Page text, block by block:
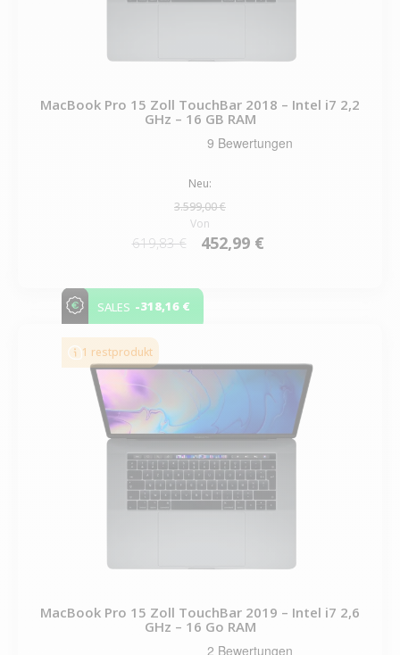
MacBook Pro 15 Zoll TouchBar 2018 – Intel i7 2,2
GHz – 16 GB RAM
Neu:
3.599,00 €
Von
619,83 € 452,99 €
SALES -318,16 €
1 restprodukt
MacBook Pro 15 Zoll TouchBar 2019 – Intel i7 2,6
GHz – 16 Go RAM